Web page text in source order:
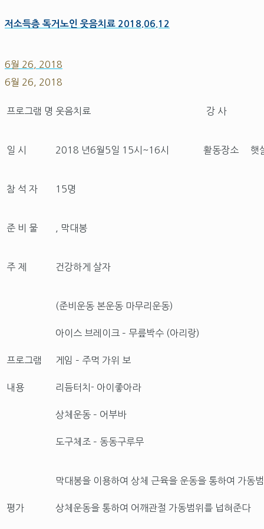
저소득층 독거노인 웃음치료 2018.06.12
6월 26, 2018
6월 26, 2018
프로그램 명 웃음치료 강 사
일 시 2018 년6월5일 15시~16시 활동장소 햇
참 석 자 15명
준 비 물 , 막대봉
주 제 건강하게 살자
프로그램
내용
(준비운동 본운동 마무리운동)
아이스 브레이크 – 무릎박수 (아리랑)
게임 – 주먹 가위 보
리듬터치- 아이좋아라
상체운동 – 어부바
도구체조 – 동동구루무
평가
막대봉을 이용하여 상체 근육을 운동을 통하여 가동
상체운동을 통하여 어깨관절 가동범위를 넙혀준다